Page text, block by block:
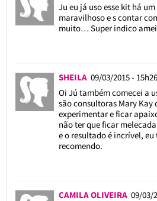
Ju eu já uso esse kit há
maravilhoso e s contar
muito… Super indico amei
SHEILA 09/03/2015 - 15h26
Oi Jú também comecei a
são consultoras Mary Kay
experimentar e ficar
não ter que ficar
e o resultado é incrível, eu
recomendo.
CAMILA OLIVEIRA 09/03/